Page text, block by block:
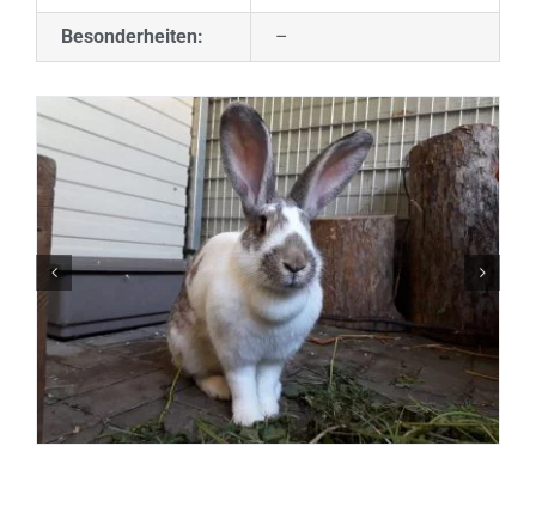
Besonderheiten: –